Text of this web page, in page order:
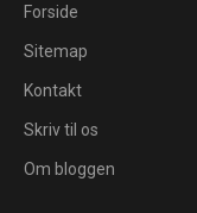
Forside
Sitemap
Kontakt
Skriv til os
Om bloggen